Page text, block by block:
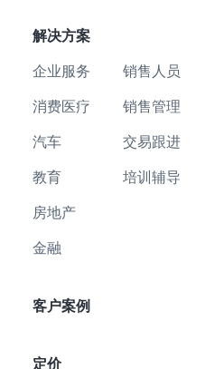
解决方案
企业服务
消费医疗
汽车
教育
房地产
金融
销售人员
销售管理
交易跟进
培训辅导
客户案例
定价